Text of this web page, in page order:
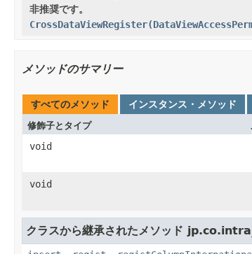
非推奨です。
メソッドのサマリー
すべてのメソッド インスタンス・メソッド
修飾子とタイプ
void
void
クラスから継承されたメソッド